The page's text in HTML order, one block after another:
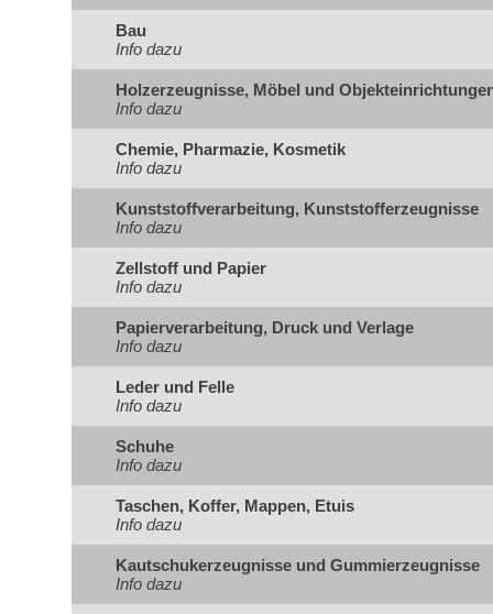
Bau
Info dazu
Holzerzeugnisse, Möbel und
Info dazu
Chemie, Pharmazie, Kosmetik
Info dazu
Kunststoffverarbeitung, Kunststofferzeugnisse
Info dazu
Zellstoff und Papier
Info dazu
Papierverarbeitung, Druck und Verlage
Info dazu
Leder und Felle
Info dazu
Schuhe
Info dazu
Taschen, Koffer, Mappen, Etuis
Info dazu
Kautschukerzeugnisse und Gummierzeugnisse
Info dazu